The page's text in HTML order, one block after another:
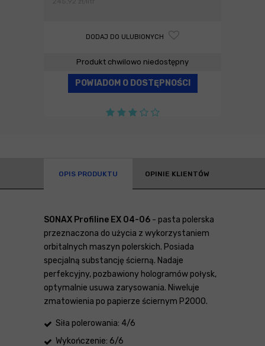
DODAJ DO ULUBIONYCH
Produkt chwilowo niedostępny
POWIADOM O DOSTĘPNOŚCI
OPIS PRODUKTU OPINIE KLIENTÓW
SONAX Profiline EX 04-06 - pasta polerska
przeznaczona do użycia z wykorzystaniem
orbitalnych maszyn polerskich. Posiada
specjalną substancję ścierną. Nadaje
perfekcyjny, pozbawiony hologramów połysk,
optymalnie usuwa zarysowania. Niweluje
zmatowienia po papierze ściernym P2000.
Siła polerowania: 4/6
Wykończenie: 6/6